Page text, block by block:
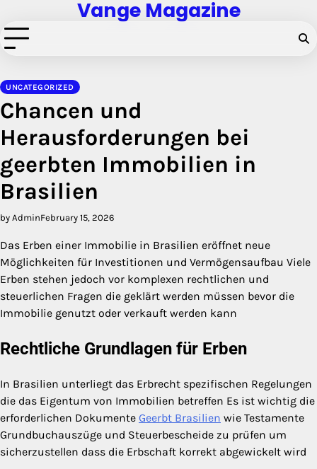
to
content
Vange Magazine
UNCATEGORIZED
Chancen und
Herausforderungen bei
geerbten Immobilien in
Brasilien
by AdminFebruary 15, 2026
Das Erben einer Immobilie in Brasilien eröffnet neue
Möglichkeiten für Investitionen und Vermögensaufbau Viele
Erben stehen jedoch vor komplexen rechtlichen und
steuerlichen Fragen die geklärt werden müssen bevor die
Immobilie genutzt oder verkauft werden kann
Rechtliche Grundlagen für Erben
In Brasilien unterliegt das Erbrecht spezifischen Regelungen
die das Eigentum von Immobilien betreffen Es ist wichtig die
erforderlichen Dokumente Geerbt Brasilien wie Testamente
Grundbuchauszüge und Steuerbescheide zu prüfen um
sicherzustellen dass die Erbschaft korrekt abgewickelt wird